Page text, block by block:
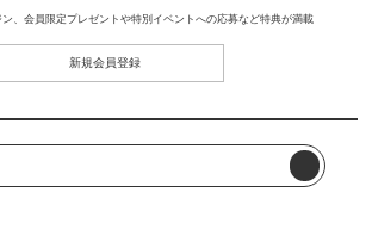
、会員限定プレゼントや特別イベントへの応募など特典が満載
新規会員登録